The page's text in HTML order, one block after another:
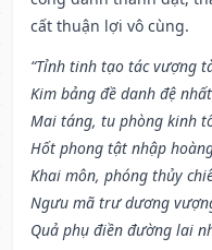
cất thuận lợi vô cùng.
“Tỉnh tinh tạo tác vượng
Kim bảng đề danh đệ
Mai táng, tu phòng kinh
Hốt phong tật nhập
Khai môn, phóng thủy
Ngưu mã trư dương
Quả phụ điền đường lai